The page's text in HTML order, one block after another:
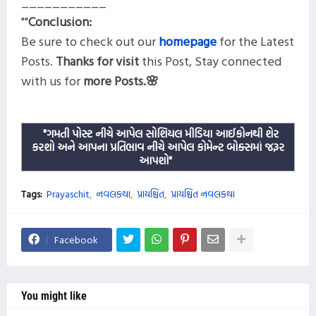
""Conclusion:
Be sure to check out ourhomepagefor the Latest
Posts. Thanks for visitthis Post, Stay connected
with us formorePosts.🌸
"ગમતી પોસ્ટ નીચે આપેલ સોશિયલ મીડિયા આઈકોનથી શેર
કરશો અને આપના પ્રતિભાવ નીચે આપેલ કોમેન્ટ બોક્સમાં જરૂર
આપશો"
Tags: Prayaschit નવલકથા પ્રાયશ્ચિત પ્રાયશ્ચિત નવલકથા
Facebook
You might like